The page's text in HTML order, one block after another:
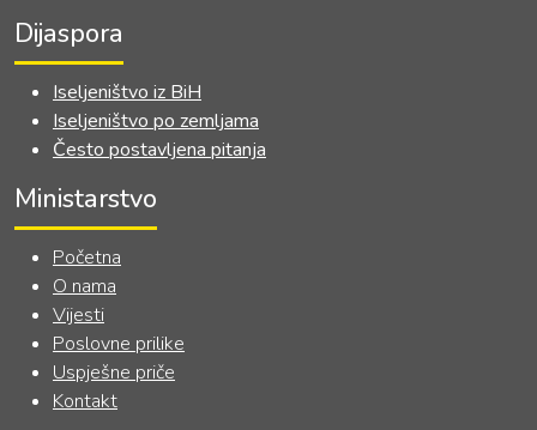
Dijaspora
Iseljeništvo iz BiH
Iseljeništvo po zemljama
Često postavljena pitanja
Ministarstvo
Početna
O nama
Vijesti
Poslovne prilike
Uspješne priče
Kontakt